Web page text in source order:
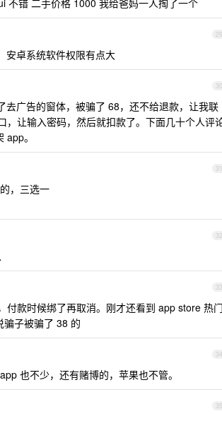
不错 二手价格 1000 我给爸妈一人掏了一个
29
安卓系统软件权限有点大
30
广告的窗体，被骗了 68，还不给退款，让我联
让输入密码，然后就扣款了。下面几十个人评
。
31
，三选一
32
33
付款时候绑了再取消。刚才还看到 app store 热
子被骗了 38 的
34
也不少，还有赌博的，苹果也不管。
35